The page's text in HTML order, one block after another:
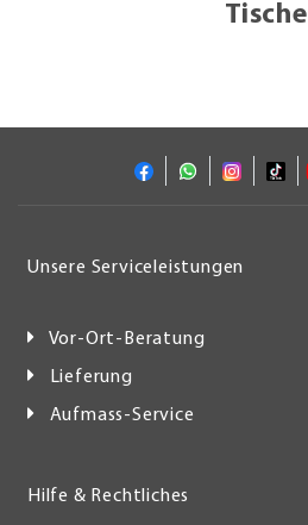
Tische
Unsere Serviceleistungen
Vor-Ort-Beratung
Lieferung
Aufmass-Service
Hilfe & Rechtliches